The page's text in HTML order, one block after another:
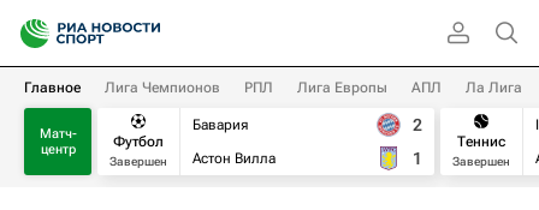
Главное Лига Чемпионов РПЛ Лига Европы АПЛ Ла Лига
Матч-
центр
Футбол
Завершен
Бавария
Астон Вилла
2
1
Теннис
Завершен